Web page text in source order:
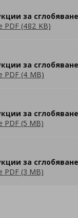
за сглобяване
PDF (482 KB)
за сглобяване
PDF (4 MB)
за сглобяване
PDF (5 MB)
за сглобяване
PDF (3 MB)